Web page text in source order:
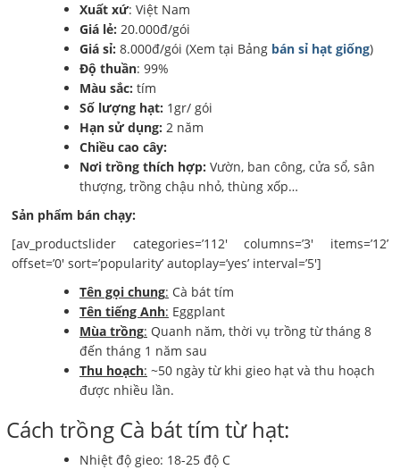
Xuất xứ: Việt Nam
Giá lẻ: 20.000đ/gói
Giá sỉ: 8.000đ/gói (Xem tại Bảng bán sỉ hạt giống)
Độ thuần: 99%
Màu sắc: tím
Số lượng hạt: 1gr/ gói
Hạn sử dụng: 2 năm
Chiều cao cây:
Nơi trồng thích hợp: Vườn, ban công, cửa sổ, sân
thượng, trồng chậu nhỏ, thùng xốp…
Sản phẩm bán chạy:
[av_productslider categories=’112′ columns=’3′ items=’12’
offset=’0′ sort=’popularity’ autoplay=’yes’ interval=’5′]
Tên gọi chung: Cà bát tím
Tên tiếng Anh: Eggplant
Mùa trồng: Quanh năm, thời vụ trồng từ tháng 8
đến tháng 1 năm sau
Thu hoạch: ~50 ngày từ khi gieo hạt và thu hoạch
được nhiều lần.
Cách trồng Cà bát tím từ hạt:
Nhiệt độ gieo: 18-25 độ C